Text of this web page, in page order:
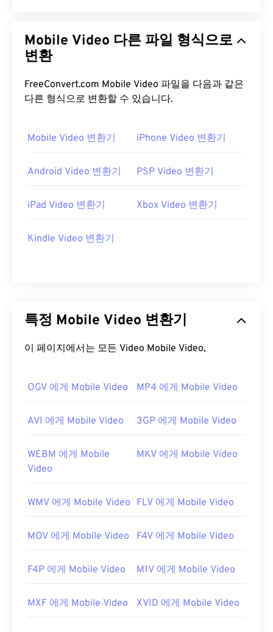
Mobile Video 다른 파일 형식으로
변환
FreeConvert.com Mobile Video 파일을 다음과 같은
다른 형식으로 변환할 수 있습니다.
Mobile Video 변환기 iPhone Video 변환기
Android Video 변환기 PSP Video 변환기
iPad Video 변환기 Xbox Video 변환기
Kindle Video 변환기
특정 Mobile Video 변환기
이 페이지에서는 모든 Video Mobile Video,
OGV 에게 Mobile Video MP4 에게 Mobile Video
AVI 에게 Mobile Video 3GP 에게 Mobile Video
WEBM 에게 Mobile
Video
MKV 에게 Mobile Video
WMV 에게 Mobile Video FLV 에게 Mobile Video
MOV 에게 Mobile Video F4V 에게 Mobile Video
F4P 에게 Mobile Video M1V 에게 Mobile Video
MXF 에게 Mobile Video XVID 에게 Mobile Video